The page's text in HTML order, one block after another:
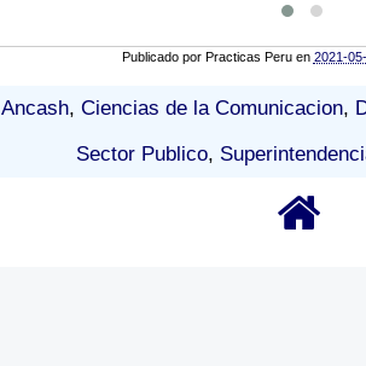
Publicado por Practicas Peru en 2021-
Ancash, Ciencias de la Comunicacion,
Sector Publico,